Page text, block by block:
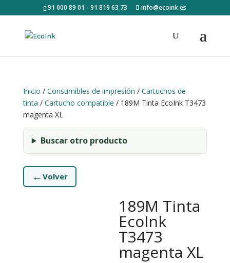
91 000 89 01 - 91 819 63 73 info@ecoink.es
Inicio / Consumibles de impresión / Cartuchos de
tinta / Cartucho compatible / 189M Tinta EcoInk T3473
magenta XL
Buscar otro producto
← Volver
189M Tinta
EcoInk
T3473
magenta XL